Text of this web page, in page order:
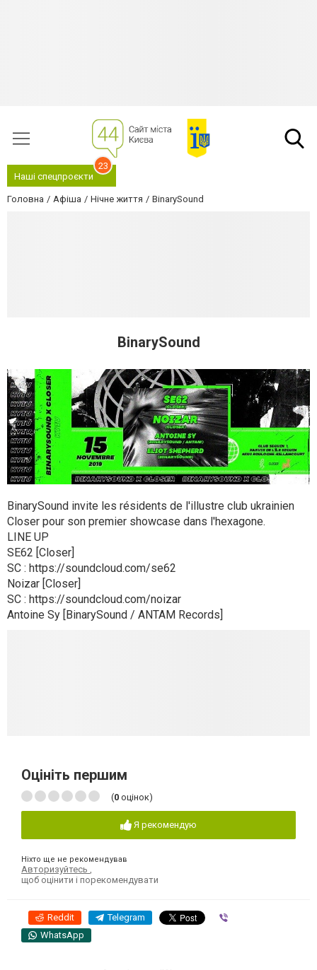
Наші спецпроєкти
23
Головна Афіша Нічне життя BinarySound
BinarySound
BinarySound invite les résidents de l'illustre club ukrainien
Closer pour son premier showcase dans l'hexagone.
LINE UP
SE62 [Closer]
SC : https://soundcloud.com/se62
Noizar [Closer]
SC : https://soundcloud.com/noizar
Antoine Sy [BinarySound / ANTAM Records]
Оцініть першим
(0 оцінок)
Я рекомендую
Ніхто ще не рекомендував
Авторизуйтесь ,
щоб оцінити і порекомендувати
Reddit Telegram
WhatsApp